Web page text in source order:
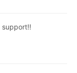
support!!